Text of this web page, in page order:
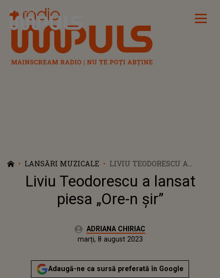
Radio Impuls
LANSĂRI MUZICALE
LIVIU TEODORESCU A
LANSAT PIESA „ORE-N ȘIR”
Liviu Teodorescu a lansat
piesa „Ore-n șir”
Autor:ADRIANA CHIRIAC
Actualizat:
marți, 8 august 2023
Adaugă-ne ca sursă preferată în Google